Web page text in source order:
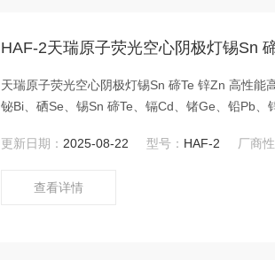
HAF-2天瑞原子荧光空心阴极灯锡Sn
天瑞原子荧光空心阴极灯锡Sn 碲Te 锌Zn 高性能高强度双阴极原子荧光空心阴极灯： 汞Hg、砷As、锑Sb、
铋Bi、硒Se、锡Sn 碲Te、镉Cd、锗Ge、铅Pb、
更新日期： 2025-08-22 型号： HAF-2 厂商
查看详情